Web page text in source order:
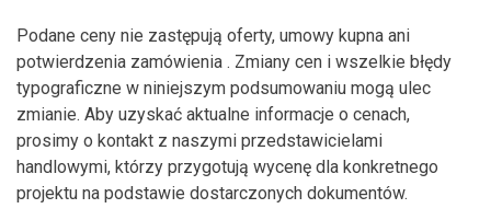
Podane ceny nie zastępują oferty, umowy kupna ani
potwierdzenia zamówienia . Zmiany cen i wszelkie błędy
typograficzne w niniejszym podsumowaniu mogą ulec
zmianie. Aby uzyskać aktualne informacje o cenach,
prosimy o kontakt z naszymi przedstawicielami
handlowymi, którzy przygotują wycenę dla konkretnego
projektu na podstawie dostarczonych dokumentów.